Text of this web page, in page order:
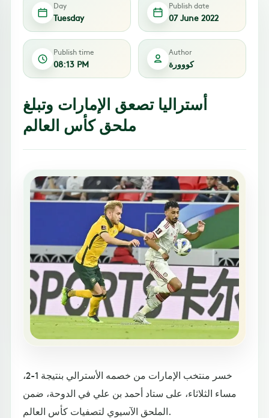
Day
Tuesday
Publish date
07 June 2022
Publish time
08:13 PM
Author
كووورة
أستراليا تصعق الإمارات وتبلغ
ملحق كأس العالم
خسر منتخب الإمارات من خصمه الأسترالي بنتيجة 1-2،
مساء الثلاثاء، على ستاد أحمد بن علي في الدوحة، ضمن
الملحق الآسيوي لتصفيات كأس العالم.